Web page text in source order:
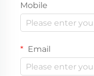
Mobile
Email